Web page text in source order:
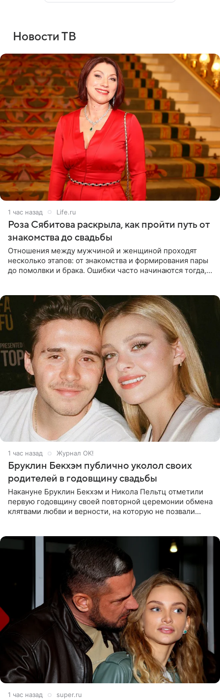
Новости ТВ
1 час назад Life.ru
Роза Сябитова раскрыла, как пройти путь от
знакомства до свадьбы
Отношения между мужчиной и женщиной проходят
несколько этапов: от знакомства и формирования пары
до помолвки и брака. Ошибки часто начинаются тогда,
1 час назад Журнал OK!
Бруклин Бекхэм публично уколол своих
родителей в годовщину свадьбы
Накануне Бруклин Бекхэм и Никола Пельтц отметили
первую годовщину своей повторной церемонии обмена
клятвами любви и верности, на которую не позвали
1 час назад super.ru